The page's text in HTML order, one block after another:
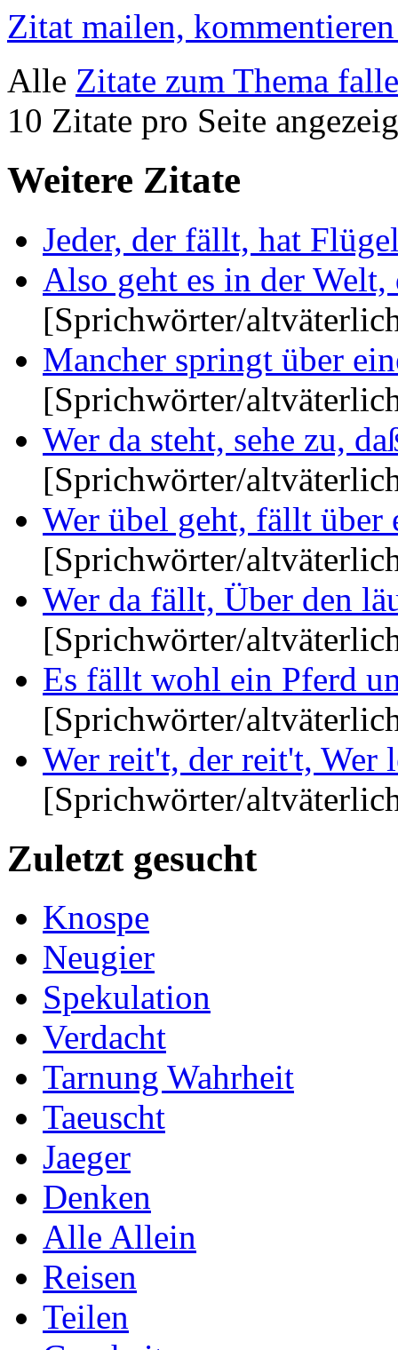
Zitat mailen,
Alle Zitate zum Thema
10 Zitate pro Seite
Weitere Zitate
Jeder, der fällt, hat
Also geht es in der
[Sprichwörter/
Mancher springt über
[Sprichwörter/
Wer da steht, sehe zu,
[Sprichwörter/
Wer übel geht, fällt über
[Sprichwörter/
Wer da fällt, Über den
[Sprichwörter/
Es fällt wohl ein Pferd
[Sprichwörter/
Wer reit't, der reit't, Wer
[Sprichwörter/
Zuletzt gesucht
Knospe
Neugier
Spekulation
Verdacht
Tarnung Wahrheit
Taeuscht
Jaeger
Denken
Alle Allein
Reisen
Teilen